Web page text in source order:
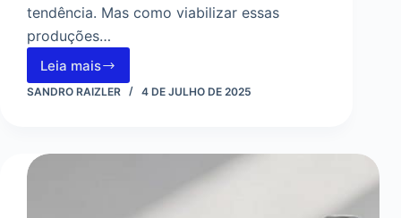
tendência. Mas como viabilizar essas
produções…
Leia mais
Porque
o
escolha
personalização
SANDRO RAIZLER 4 DE JULHO DE 2025